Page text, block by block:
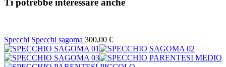
Specchi Specchi sagoma 300,00 €